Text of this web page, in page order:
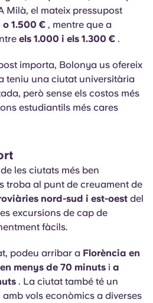
Milà, el mateix pressupost
o 1.500 € , mentre que a
els 1.000 i els 1.300 € .
importa, Bolonya us ofereix
teniu una ciutat universitària
però sense els costos més
estudiantils més cares
les ciutats més ben
troba al punt de creuament de
nord-sud i est-oest del
excursions de cap de
fàcils.
podeu arribar a Florència en
menys de 70 minuts i a
. La ciutat també té un
vols econòmics a diverses